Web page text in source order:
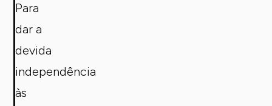
Para
dar a
devida
independência
às